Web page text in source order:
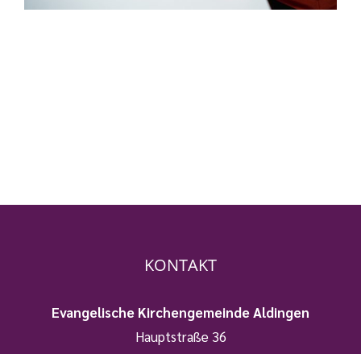
KONTAKT
Evangelische Kirchengemeinde Aldingen
Hauptstraße 36